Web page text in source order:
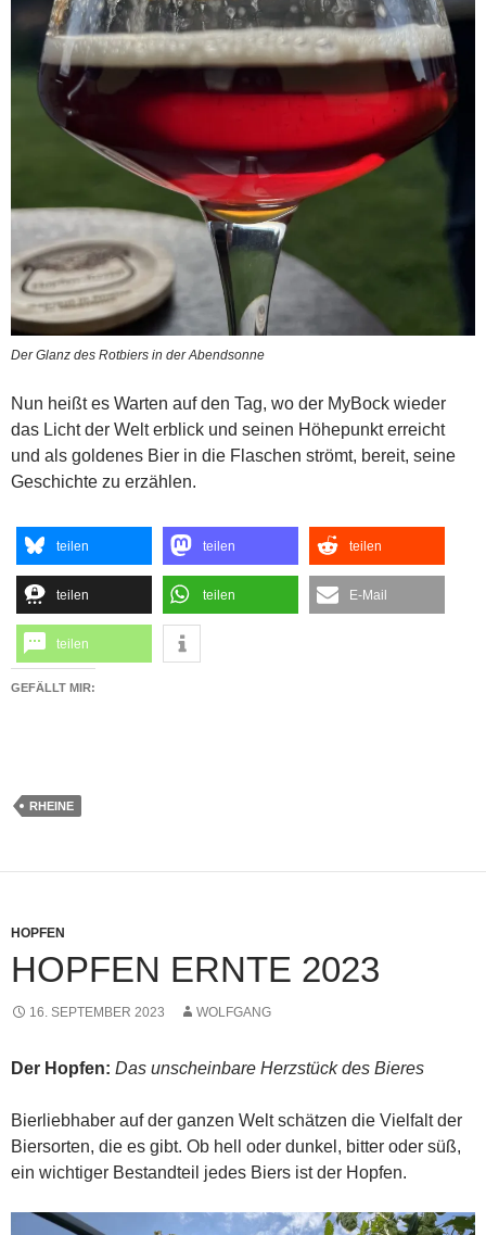
Der Glanz des Rotbiers in der Abendsonne
Nun heißt es Warten auf den Tag, wo der MyBock wieder
das Licht der Welt erblick und seinen Höhepunkt erreicht
und als goldenes Bier in die Flaschen strömt, bereit, seine
Geschichte zu erzählen.
teilen teilen teilen
teilen teilen E-Mail
teilen
GEFÄLLT MIR:
RHEINE
HOPFEN
HOPFEN ERNTE 2023
16. SEPTEMBER 2023 WOLFGANG
Der Hopfen: Das unscheinbare Herzstück des Bieres
Bierliebhaber auf der ganzen Welt schätzen die Vielfalt der
Biersorten, die es gibt. Ob hell oder dunkel, bitter oder süß,
ein wichtiger Bestandteil jedes Biers ist der Hopfen.